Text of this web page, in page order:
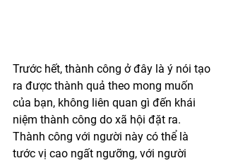
Trước hết, thành công ở đây là ý nói tạo
ra được thành quả theo mong muốn
của bạn, không liên quan gì đến khái
niệm thành công do xã hội đặt ra.
Thành công với người này có thể là
tước vị cao ngất ngưỡng, với người